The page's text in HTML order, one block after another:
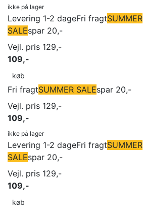
ikke på lager
Levering 1-2 dageFri fragtSUMMER
SALEspar 20,-
Vejl. pris 129,-
109,-
køb
Fri fragtSUMMER SALEspar 20,-
Vejl. pris 129,-
109,-
ikke på lager
Levering 1-2 dageFri fragtSUMMER
SALEspar 20,-
Vejl. pris 129,-
109,-
køb